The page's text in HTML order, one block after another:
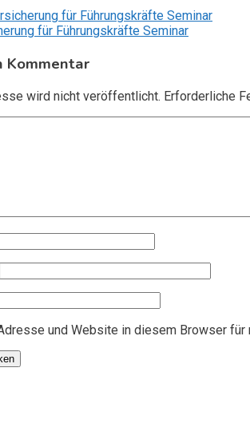
für Führungskräfte Seminar
für Führungskräfte Seminar
Kommentar
wird nicht veröffentlicht. Erforderliche
und Website in diesem Browser